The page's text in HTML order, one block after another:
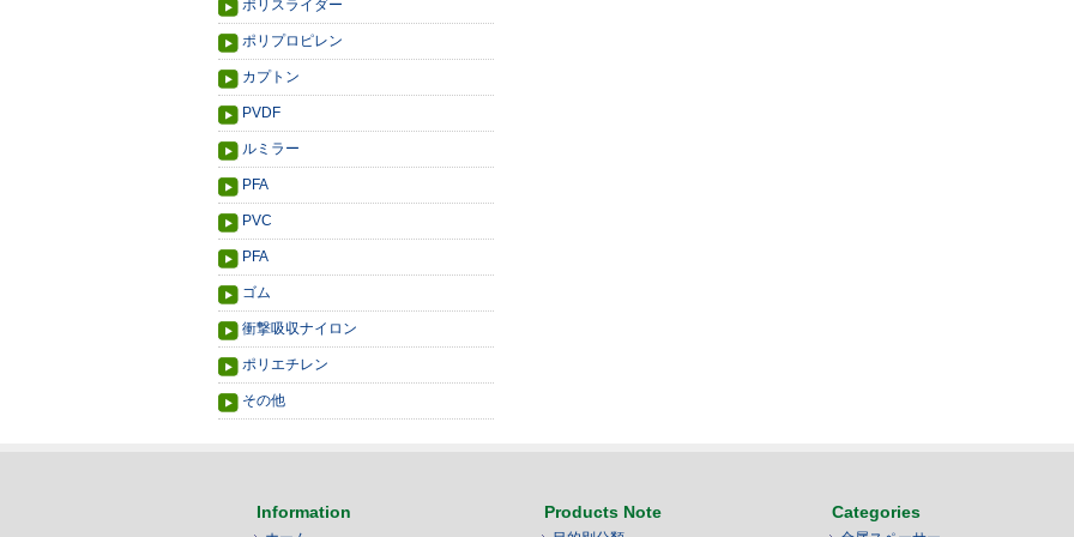
ポリスライダー
ポリプロピレン
カプトン
PVDF
ルミラー
PFA
PVC
PFA
ゴム
衝撃吸収ナイロン
ポリエチレン
その他
Information Products Note Categories